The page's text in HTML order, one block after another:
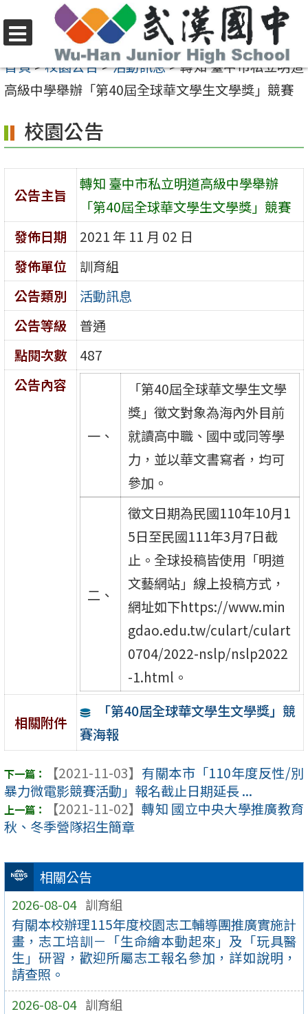
至
要
容
區
選
單
首頁>校園公告>活動訊息>轉知 臺中市私立明道
高級中學舉辦「第40屆全球華文學生文學獎」競賽
相關公告
2026-08-04 訓育組
有關本校辦理115年度校園志工輔導團推廣實施計
畫，志工培訓－「生命繪本動起來」及「玩具醫
生」研習，歡迎所屬志工報名參加，詳如說明，
請查照。
2026-08-04 訓育組
校園公告
公告主旨
轉知 臺中市私立明道高級中學舉辦
「第40屆全球華文學生文學獎」競賽
發佈日期
2021 年 11 月 02 日
發佈單位
訓育組
公告類別
活動訊息
公告等級
普通
點閱次數
487
公告內容
一、
「第40屆全球華文學生文學
獎」徵文對象為海內外目前
就讀高中職、國中或同等學
力，並以華文書寫者，均可
參加。
二、
徵文日期為民國110年10月1
5日至民國111年3月7日截
止。全球投稿皆使用「明道
文藝網站」線上投稿方式，
網址如下https://www.min
gdao.edu.tw/culart/culart
0704/2022-nslp/nslp2022
-1.html。
相關附件
「第40屆全球華文學生文學獎」競
賽海報
【2021-11-03】 有關本市「110年度反性/別
暴力微電影競賽活動」報名截止日期延長 ...
【2021-11-02】 轉知 國立中央大學推廣教育
秋、冬季營隊招生簡章